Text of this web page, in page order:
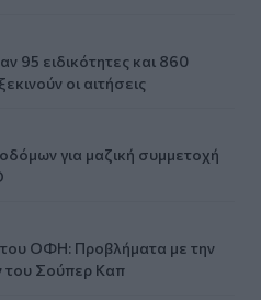
95 ειδικότητες και 860
οι αιτήσεις
για μαζική συμμετοχή
του ΟΦΗ: Προβλήματα με την
του Σούπερ Καπ